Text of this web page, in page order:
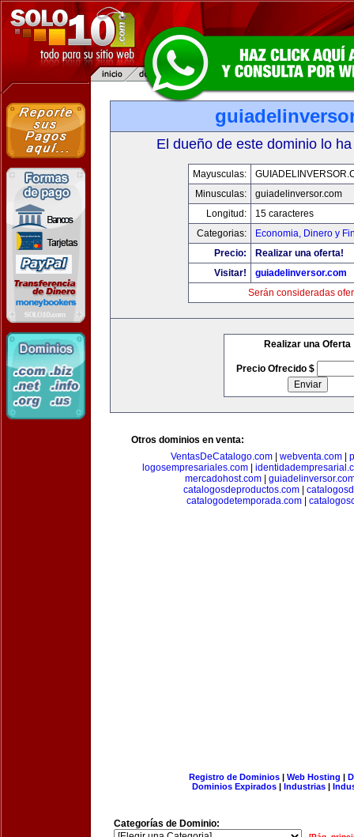
El dueño de este dominio lo
Mayusculas:
Minusculas:
guiadelinversor.com
Longitud:
15 caracteres
Categorias:
Economia, Dinero y
Precio:
Realizar una oferta!
Visitar!
guiadelinversor.com
Serán consideradas
Realizar una Oferta
Precio Ofrecido $
Otros dominios en venta:
VentasDeCatalogo.com| webventa.com|
logosempresariales.com|
mercadohost.com|
catalogosdeproductos.com
catalogodetemporada.com
Registro de Dominios| Web Hosting |
Dominios Expirados | Industrias |
Categorías de Dominio: